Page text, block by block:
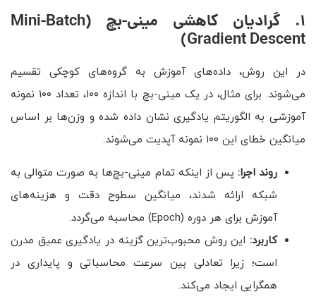
۱. گرادیان کاهشی مینی-بچ (Mini-Batch
Gradient Descent)
در این روش، داده‌های آموزش به گروه‌های کوچکی تقسیم
می‌شوند. برای مثال، در یک مینی-بچ با اندازه ۱۰۰، تعداد ۱۰۰ نمونه
آموزشی به الگوریتم یادگیری نشان داده شده و وزن‌ها بر اساس
میانگین خطای این ۱۰۰ نمونه آپدیت می‌شوند.
روند اجرا: پس از اینکه تمام مینی-بچ‌ها به صورت متوالی به
شبکه ارائه شدند، میانگین سطوح دقت و هزینه‌های
آموزش برای هر دوره (Epoch) محاسبه می‌گردد.
کاربرد: این روش محبوب‌ترین گزینه در یادگیری عمیق مدرن
است؛ زیرا تعادلی بین سرعت محاسباتی و پایداری در
همگرایی ایجاد می‌کند.